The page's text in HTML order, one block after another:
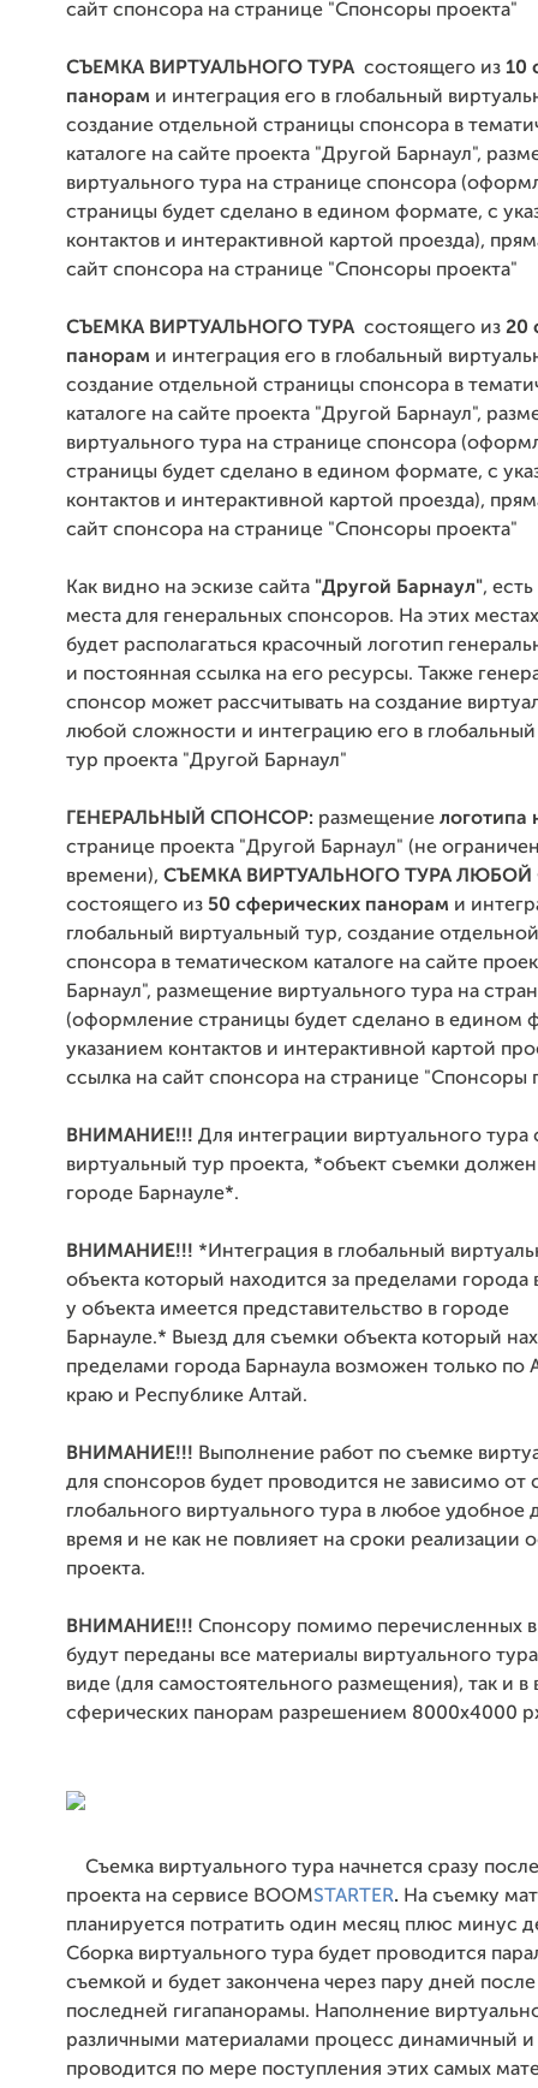
сайт спонсора на странице "Спонсоры проекта"
СЪЕМКА ВИРТУАЛЬНОГО ТУРА состоящего из 10
панорам и интеграция его в глобальный
создание отдельной страницы спонсора в
каталоге на сайте проекта "Другой Барнаул",
виртуального тура на странице спонсора
страницы будет сделано в едином формате, с
контактов и интерактивной картой проезда),
сайт спонсора на странице "Спонсоры проекта"
СЪЕМКА ВИРТУАЛЬНОГО ТУРА состоящего из 20
панорам и интеграция его в глобальный
создание отдельной страницы спонсора в
каталоге на сайте проекта "Другой Барнаул",
виртуального тура на странице спонсора
страницы будет сделано в едином формате, с
контактов и интерактивной картой проезда),
сайт спонсора на странице "Спонсоры проекта"
Как видно на эскизе сайта "Другой Барнаул",
места для генеральных спонсоров. На этих местах
будет располагаться красочный логотип
и постоянная ссылка на его ресурсы. Также
спонсор может рассчитывать на создание
любой сложности и интеграцию его в
тур проекта "Другой Барнаул"
ГЕНЕРАЛЬНЫЙ СПОНСОР: размещение логотипа
странице проекта "Другой Барнаул" (не
времени), СЪЕМКА ВИРТУАЛЬНОГО ТУРА
состоящего из 50 сферических панорам и
глобальный виртуальный тур, создание
спонсора в тематическом каталоге на сайте
Барнаул", размещение виртуального тура на
(оформление страницы будет сделано в едином
указанием контактов и интерактивной картой
ссылка на сайт спонсора на странице "Спонсоры
ВНИМАНИЕ!!! Для интеграции виртуального тура
виртуальный тур проекта, *объект съемки
городе Барнауле*.
ВНИМАНИЕ!!! * Интеграция в глобальный
объекта который находится за пределами
у объекта имеется представительство в городе
Барнауле.* Выезд для съемки объекта который
пределами города Барнаула возможен только по
краю и Республике Алтай.
ВНИМАНИЕ!!! Выполнение работ по съемке
для спонсоров будет проводится не зависимо от
глобального виртуального тура в любое удобное
время и не как не повлияет на сроки реализации
проекта.
ВНИМАНИЕ!!! Спонсору помимо перечисленных
будут переданы все материалы виртуального
виде (для самостоятельного размещения), так и в
сферических панорам разрешением 8000х4000
Съемка виртуального тура начнется сразу
проекта на сервисе BOOMSTARTER. На съемку
планируется потратить один месяц плюс минус
Сборка виртуального тура будет проводится
съемкой и будет закончена через пару дней
последней гигапанорамы. Наполнение
различными материалами процесс динамичный и
проводится по мере поступления этих самых